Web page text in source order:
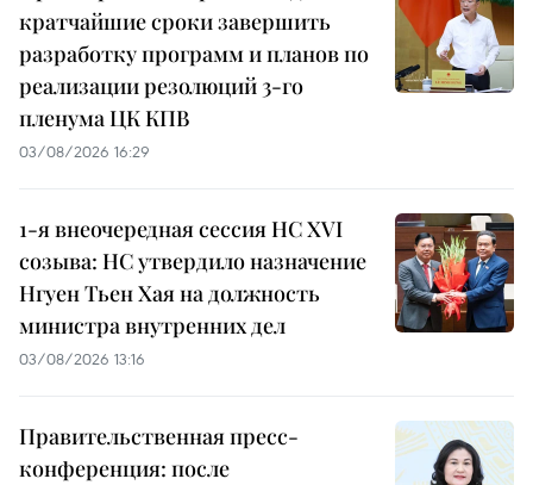
кратчайшие сроки завершить
разработку программ и планов по
реализации резолюций 3-го
пленума ЦК КПВ
03/08/2026 16:29
1-я внеочередная сессия НС XVI
созыва: НС утвердило назначение
Нгуен Тьен Хая на должность
министра внутренних дел
03/08/2026 13:16
Правительственная пресс-
конференция: после